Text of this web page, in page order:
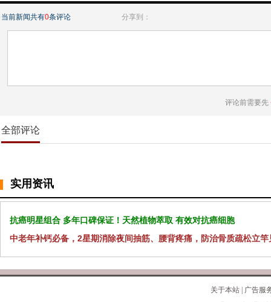
当前新闻共有0条评论 分享到：
评论前需要先
全部评论
实用资讯
抗癌明星组合 多年口碑保证！天然植物萃取 有效对抗癌细胞
中老年补钙必备，2星期消除夜间抽筋、腰背疼痛，防治骨质疏松立竿
关于本站
广告服